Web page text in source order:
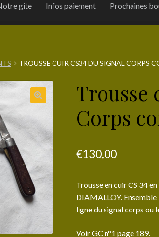
gite Infos paiement Prochaines
TROUSSE CUIR CS34 DU SIGNAL CORPS
Trousse
Corps
€130,00
Trousse en cuir CS 34
DIAMALLOY.
ligne du signal corps ou
Voir GC n°1 page 189.